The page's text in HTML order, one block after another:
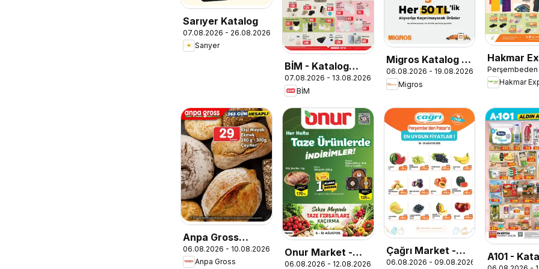
Sarıyer Katalog
07.08.2026 - 26.08.2026
Sarıyer
BİM - Katalog
Cuma
07.08.2026 - 13.08.2026
BİM
Migros Katalog -
Migroskop
06.08.2026 - 19.08.2026
Migros
Hakmar
Ürünler
Perşembeden
Hakmar
Anpa Gross
İndirim
06.08.2026 - 10.08.2026
Anpa Gross
Onur Market -
Taze Ürünlerde
06.08.2026 - 12.08.2026
Çağrı Market -
Manav Katalog
06.08.2026 - 09.08.2026
A101 -